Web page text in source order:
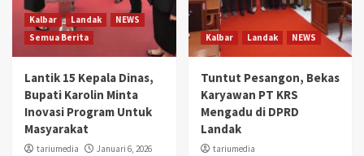
Kalbar Landak
NEWS
Semua Berita
Lantik 15 Kepala Dinas,
Bupati Karolin Minta
Inovasi Program Untuk
Masyarakat
tariumedia
Januari 6, 2026
Kalbar Landak NEWS
Tuntut Pesangon, Bekas
Karyawan PT KRS
Mengadu di DPRD
Landak
tariumedia